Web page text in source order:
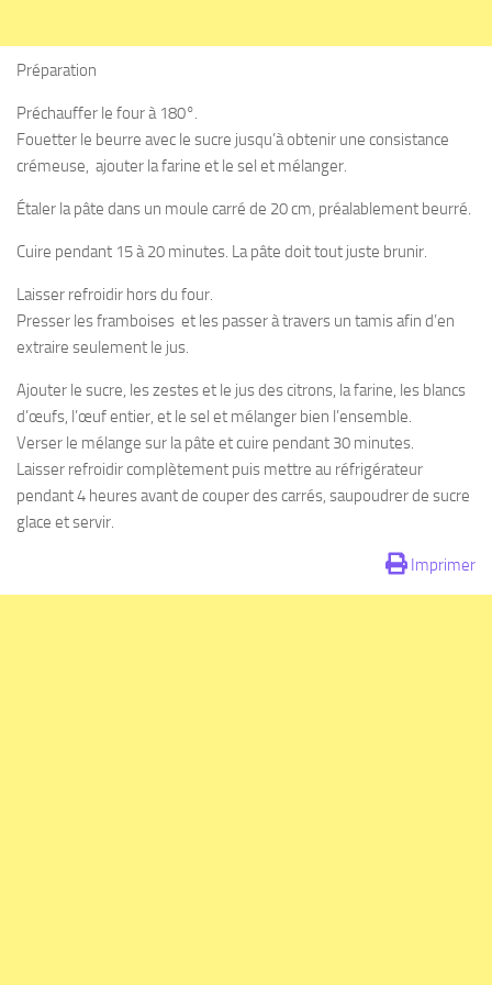
Préparation
Préchauffer le four à 180°.
Fouetter le beurre avec le sucre jusqu’à obtenir une consistance
crémeuse, ajouter la farine et le sel et mélanger.
Étaler la pâte dans un moule carré de 20 cm, préalablement beurré.
Cuire pendant 15 à 20 minutes. La pâte doit tout juste brunir.
Laisser refroidir hors du four.
Presser les framboises et les passer à travers un tamis afin d’en
extraire seulement le jus.
Ajouter le sucre, les zestes et le jus des citrons, la farine, les blancs
d’œufs, l’œuf entier, et le sel et mélanger bien l’ensemble.
Verser le mélange sur la pâte et cuire pendant 30 minutes.
Laisser refroidir complètement puis mettre au réfrigérateur
pendant 4 heures avant de couper des carrés, saupoudrer de sucre
glace et servir.
Imprimer